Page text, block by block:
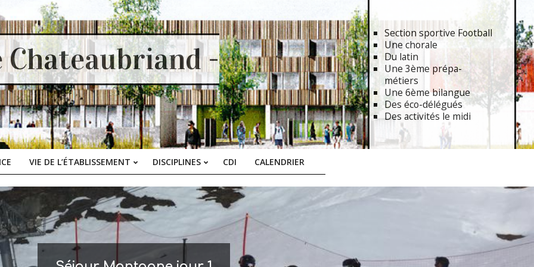
Chateaubriand -
Section sportive Football
Une chorale
Du latin
Une 3ème prépa-
métiers
Une 6ème bilangue
Des éco-délégués
Des activités le midi
Primary
Navigation
Menu
VIE DE L’ÉTABLISSEMENT DISCIPLINES CDI CALENDRIER